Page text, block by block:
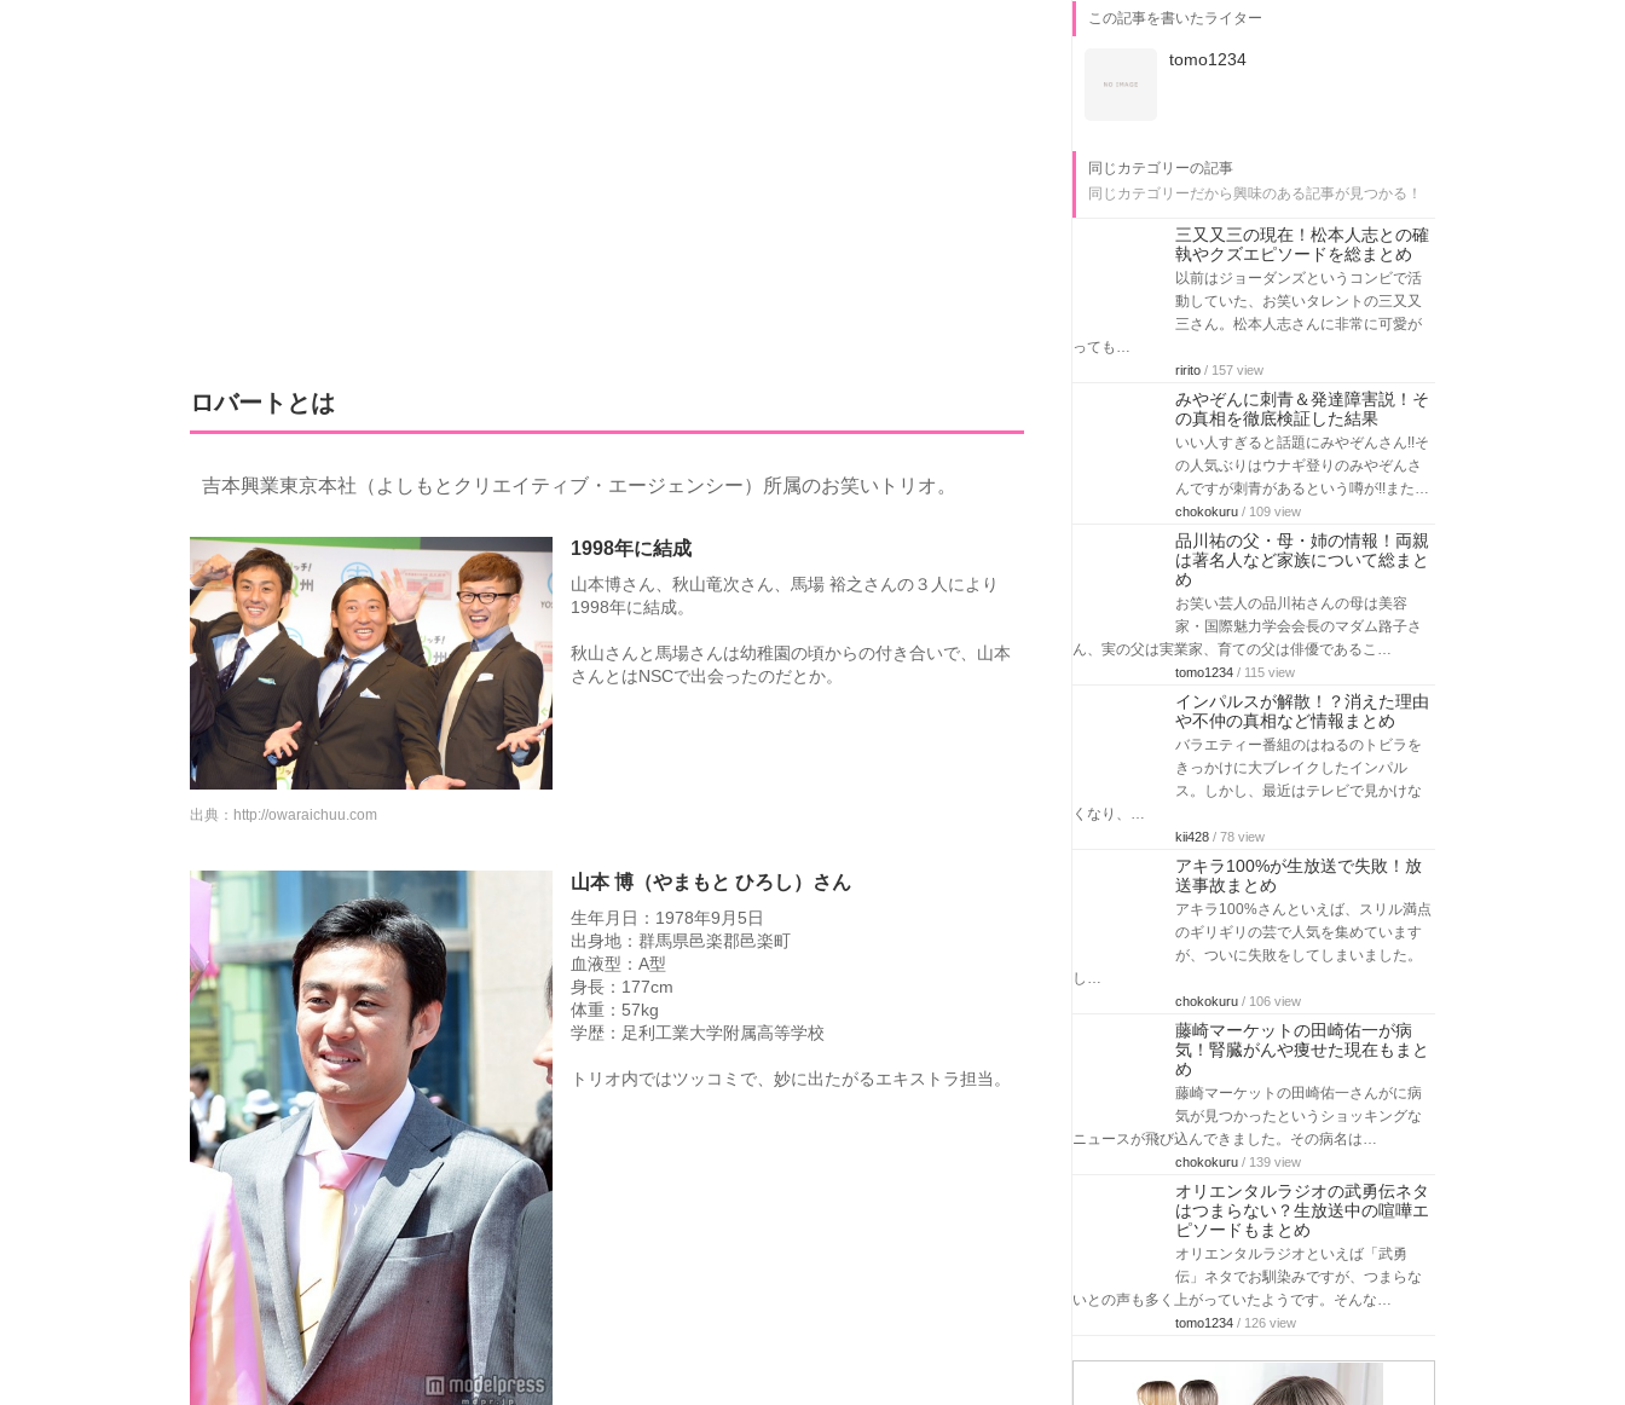
ロバートとは
吉本興業東京本社（よしもとクリエイティブ・エージェンシー）所属のお笑いトリオ。
1998年に結成
山本博さん、秋山竜次さん、馬場 裕之さんの３人により
1998年に結成。
秋山さんと馬場さんは幼稚園の頃からの付き合いで、山本
さんとはNSCで出会ったのだとか。
出典： http://owaraichuu.com
山本 博（やまもと ひろし）さん
生年月日：1978年9月5日
出身地：群馬県邑楽郡邑楽町
血液型：A型
身長：177cm
体重：57kg
学歴：足利工業大学附属高等学校
トリオ内ではツッコミで、妙に出たがるエキストラ担当。
この記事を書いたライター
tomo1234
同じカテゴリーの記事
同じカテゴリーだから興味のある記事が見つかる！
三又又三の現在！松本人志との確
執やクズエピソードを総まとめ
以前はジョーダンズというコンビで活
動していた、お笑いタレントの三又又
三さん。松本人志さんに非常に可愛が
っても…
ririto / 157 view
みやぞんに刺青＆発達障害説！そ
の真相を徹底検証した結果
いい人すぎると話題にみやぞんさん!!そ
の人気ぶりはウナギ登りのみやぞんさ
んですが刺青があるという噂が!!また…
chokokuru / 109 view
品川祐の父・母・姉の情報！両親
は著名人など家族について総まと
め
お笑い芸人の品川祐さんの母は美容
家・国際魅力学会会長のマダム路子さ
ん、実の父は実業家、育ての父は俳優であるこ…
tomo1234 / 115 view
インパルスが解散！？消えた理由
や不仲の真相など情報まとめ
バラエティー番組のはねるのトビラを
きっかけに大ブレイクしたインパル
ス。しかし、最近はテレビで見かけな
くなり、…
kii428 / 78 view
アキラ100%が生放送で失敗！放
送事故まとめ
アキラ100%さんといえば、スリル満点
のギリギリの芸で人気を集めています
が、ついに失敗をしてしまいました。
し…
chokokuru / 106 view
藤崎マーケットの田崎佑一が病
気！腎臓がんや痩せた現在もまと
め
藤崎マーケットの田崎佑一さんがに病
気が見つかったというショッキングな
ニュースが飛び込んできました。その病名は…
chokokuru / 139 view
オリエンタルラジオの武勇伝ネタ
はつまらない？生放送中の喧嘩エ
ピソードもまとめ
オリエンタルラジオといえば「武勇
伝」ネタでお馴染みですが、つまらな
いとの声も多く上がっていたようです。そんな…
tomo1234 / 126 view